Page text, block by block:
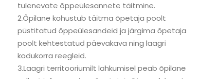
tulenevate õppeülesannete täitmine.
2.Õpilane kohustub täitma õpetaja poolt
püstitatud õppeülesandeid ja järgima õpetaja
poolt kehtestatud päevakava ning laagri
kodukorra reegleid.
3.Laagri territooriumilt lahkumisel peab õpilane